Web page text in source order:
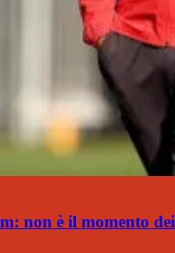
non è il momento dei